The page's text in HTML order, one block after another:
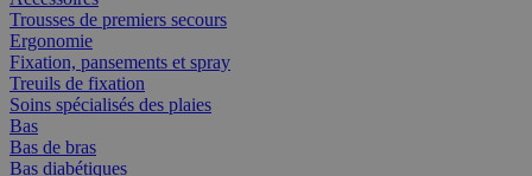
Trousses de premiers secours
Ergonomie
Fixation, pansements et spray
Treuils de fixation
Soins spécialisés des plaies
Bas
Bas de bras
Bas diabétiques